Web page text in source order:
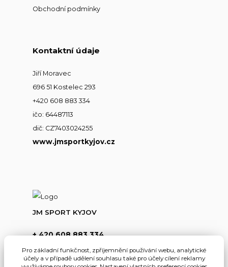
Obchodní podmínky
Kontaktní údaje
Jiří Moravec
696 51 Kostelec 293
+420 608 883 334
ičo: 64487113
dič: CZ7403024255
www.jmsportkyjov.cz
JM SPORT KYJOV
+ 420 608 883 334
info@jmsportkyjov.cz
Pro základní funkčnost, zpříjemnění používání webu, analytické
účely a v případě udělení souhlasu také pro účely cílení reklamy